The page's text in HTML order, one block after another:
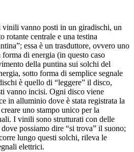
vinili vanno posti in un giradischi, un
rotante centrale e una testina
essa è un trasduttore, ovvero uno
di energia (in questo caso
della puntina sui solchi del
sotto forma di semplice segnale
è quello di “leggere” il disco,
vanno incisi. Ogni disco viene
in alluminio dove è stata registrata la
uno stampo unico per la
I vinili sono strutturati con delle
possiamo dire “si trova” il suono;
lungo questi solchi, rileva le
elettrici.